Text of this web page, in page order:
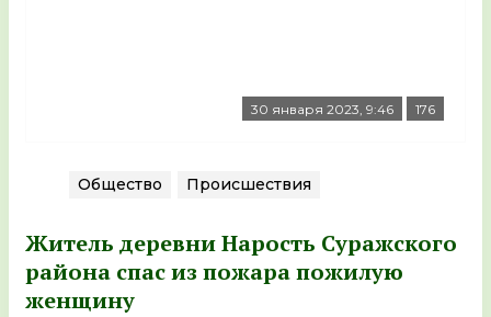
30 января 2023, 9:46 176
Общество Происшествия
Житель деревни Нарость Суражского
района спас из пожара пожилую
женщину